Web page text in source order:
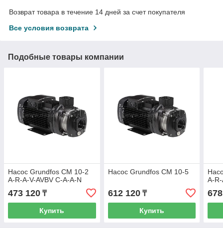
Возврат товара в течение 14 дней за счет покупателя
Все условия возврата
Подобные товары компании
Насос Grundfos CM 10-2
A-R-A-V-AVBV C-A-A-N
473 120 ₸
Купить
Насос Grundfos CM 10-5
612 120₸
Купить
A-